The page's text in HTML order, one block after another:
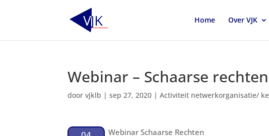
Home Over VJK
Webinar – Schaarse rechten
doorvjklb |sep 27, 2020 |Activiteit netwerkorganisatie/
Webinar Schaarse Rechten